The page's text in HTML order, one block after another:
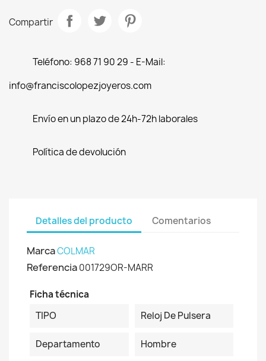
Compartir
Teléfono: 968 71 90 29 - E-Mail:
info@franciscolopezjoyeros.com
Envío en un plazo de 24h-72h laborales
Política de devolución
Detalles del producto Comentarios
MarcaCOLMAR
Referencia001729OR-MARR
Ficha técnica
TIPO
Reloj De Pulsera
Departamento Hombre